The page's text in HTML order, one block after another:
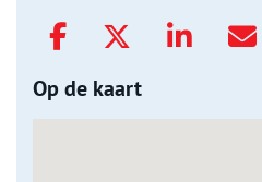
Op de kaart